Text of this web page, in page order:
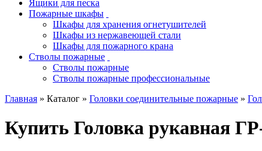
Ящики для песка
Пожарные шкафы
Шкафы для хранения огнетушителей
Шкафы из нержавеющей стали
Шкафы для пожарного крана
Стволы пожарные
Стволы пожарные
Стволы пожарные профессиональные
Главная » Каталог » Головки соединительные пожарные »
Купить Головка рукавная